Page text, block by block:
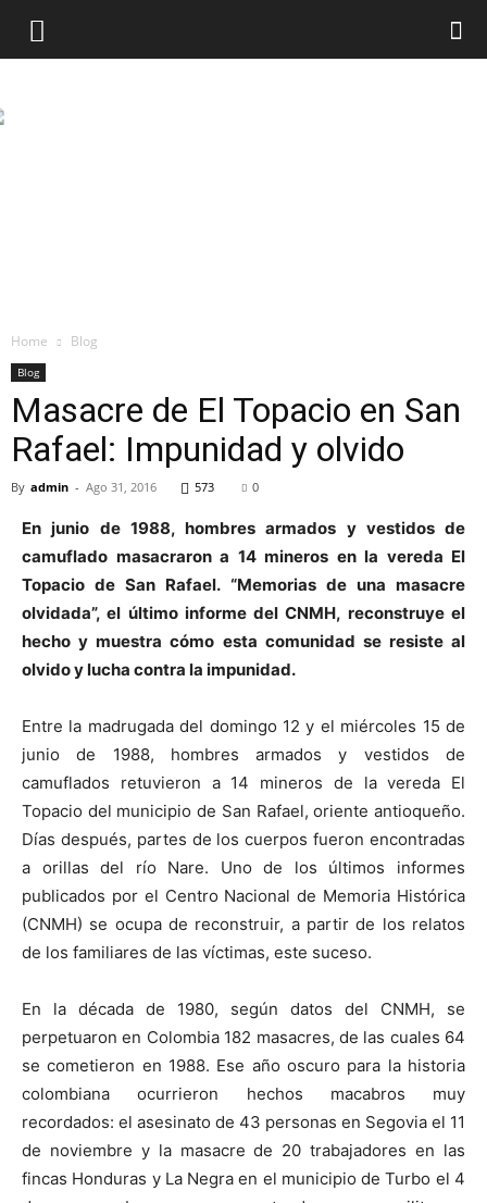
Home Blog
Blog
Masacre de El Topacio en San
Rafael: Impunidad y olvido
By admin - Ago 31, 2016 573 0
En junio de 1988, hombres armados y vestidos de
camuflado masacraron a 14 mineros en la vereda El
Topacio de San Rafael. “Memorias de una masacre
olvidada”, el último informe del CNMH, reconstruye el
hecho y muestra cómo esta comunidad se resiste al
olvido y lucha contra la impunidad.
Entre la madrugada del domingo 12 y el miércoles 15 de
junio de 1988, hombres armados y vestidos de
camuflados retuvieron a 14 mineros de la vereda El
Topacio del municipio de San Rafael, oriente antioqueño.
Días después, partes de los cuerpos fueron encontradas
a orillas del río Nare. Uno de los últimos informes
publicados por el Centro Nacional de Memoria Histórica
(CNMH) se ocupa de reconstruir, a partir de los relatos
de los familiares de las víctimas, este suceso.
En la década de 1980, según datos del CNMH, se
perpetuaron en Colombia 182 masacres, de las cuales 64
se cometieron en 1988. Ese año oscuro para la historia
colombiana ocurrieron hechos macabros muy
recordados: el asesinato de 43 personas en Segovia el 11
de noviembre y la masacre de 20 trabajadores en las
fincas Honduras y La Negra en el municipio de Turbo el 4